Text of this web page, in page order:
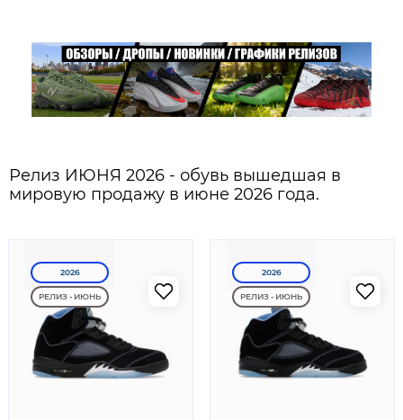
Релиз ИЮНЯ 2026 - обувь вышедшая в
мировую продажу в июне 2026 года.
2026
РЕЛИЗ - ИЮНЬ
2026
РЕЛИЗ - ИЮНЬ